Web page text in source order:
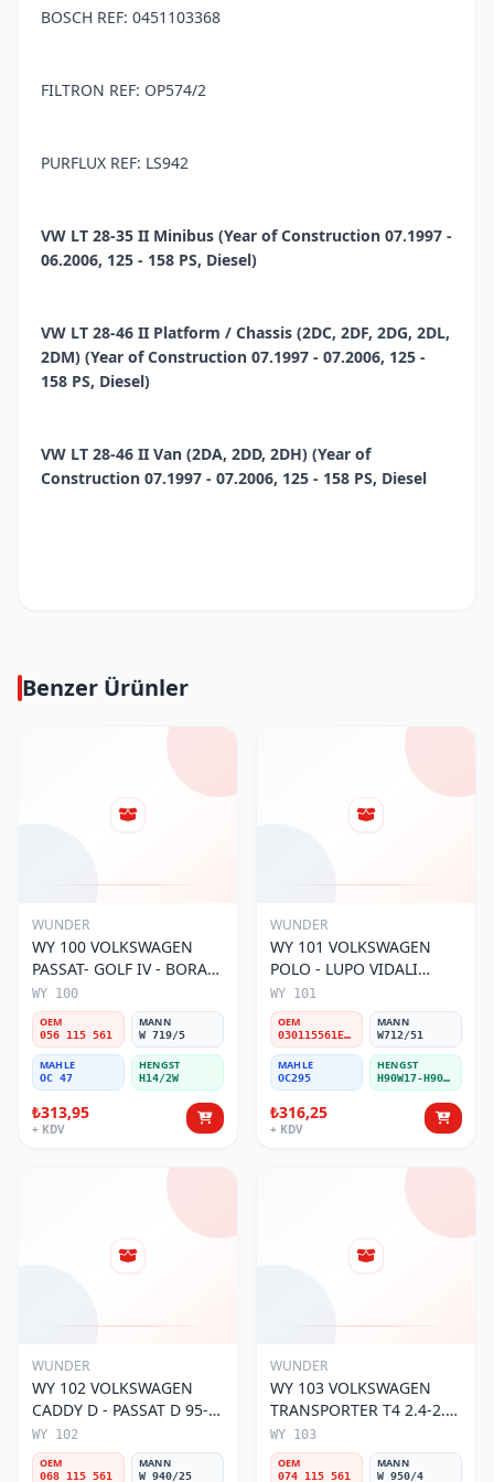
BOSCH REF: 0451103368
FILTRON REF: OP574/2
PURFLUX REF: LS942
VW LT 28-35 II Minibus (Year of Construction 07.1997 -
06.2006, 125 - 158 PS, Diesel)
VW LT 28-46 II Platform / Chassis (2DC, 2DF, 2DG, 2DL,
2DM) (Year of Construction 07.1997 - 07.2006, 125 -
158 PS, Diesel)
VW LT 28-46 II Van (2DA, 2DD, 2DH) (Year of
Construction 07.1997 - 07.2006, 125 - 158 PS, Diesel
Benzer Ürünler
WUNDER
WY 100 VOLKSWAGEN
PASSAT- GOLF IV - BORA
056 115 561 Yağ Filtresi
WY 100
OEM
056 115 561
MANN
W 719/5
MAHLE
OC 47
HENGST
H14/2W
₺313,95
+ KDV
WUNDER
WY 101 VOLKSWAGEN
POLO - LUPO VIDALI
030115561E Yağ Filtresi
WY 101
OEM
030115561E / 030115561AA / 030115561AB / 030115561AD
MANN
W712/51
MAHLE
OC295
HENGST
H90W17-H90W11
₺316,25
+ KDV
WUNDER
WY 102 VOLKSWAGEN
CADDY D - PASSAT D 95-
01 068 115 561 Yağ
Filtresi
WY 102
OEM
068 115 561
MANN
W 940/25
WUNDER
WY 103 VOLKSWAGEN
TRANSPORTER T4 2.4-2.5
MOTOR 074 115 561 Yağ
Filtresi
WY 103
OEM
074 115 561
MANN
W 950/4